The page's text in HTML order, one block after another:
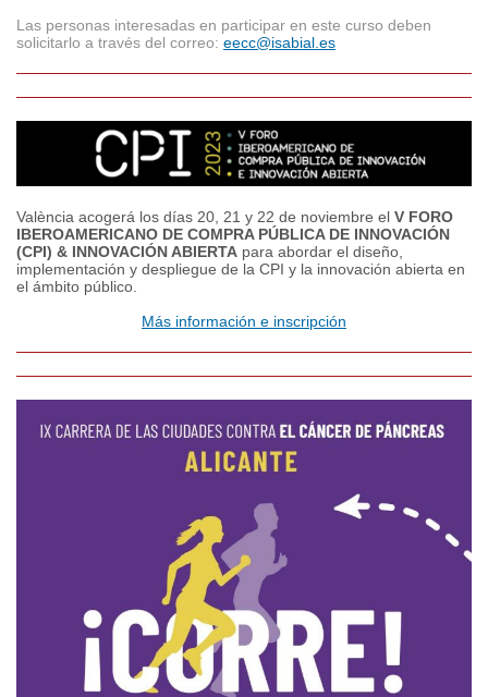
Las personas interesadas en participar en este curso deben
solicitarlo a través del correo: eecc@isabial.es
València acogerá los días 20, 21 y 22 de noviembre el V FORO
IBEROAMERICANO DE COMPRA PÚBLICA DE INNOVACIÓN
(CPI) & INNOVACIÓN ABIERTA para abordar el diseño,
implementación y despliegue de la CPI y la innovación abierta en
el ámbito público.
Más información e inscripción